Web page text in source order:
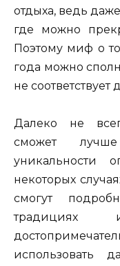
отдыха, ведь
где можно
Поэтому миф о
года можно
не соответствует
Далеко не
сможет
уникальности
некоторых
смогут
традициях
использовать